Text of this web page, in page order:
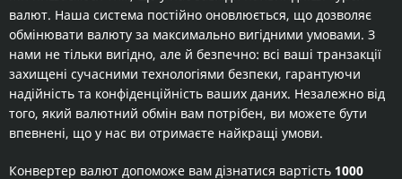
валют. Наша система постійно оновлюється, що дозволяє
обмінювати валюту за максимально вигідними умовами. З
нами не тільки вигідно, але й безпечно: всі ваші транзакції
захищені сучасними технологіями безпеки, гарантуючи
надійність та конфіденційність ваших даних. Незалежно від
того, який валютний обмін вам потрібен, ви можете бути
впевнені, що у нас ви отримаєте найкращі умови.
Конвертер валют допоможе вам дізнатися вартість 1000